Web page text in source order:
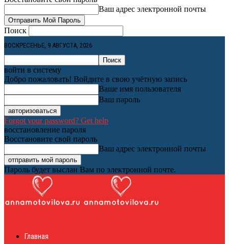
Ваш адрес электронной почты
Поиск
ВОСКРЕСЕНЬЕ, 9 АВГУСТА, 2026
войти в систему
Добро пожаловать! Войдите в свою учётную запись
Ваше имя пользователя
Ваш пароль
Forgot your password? Get help
восстановление пароля
Восстановите свой пароль
Ваш адрес электронной почты
Пароль будет выслан Вам по электронной почте.
журналГлавная